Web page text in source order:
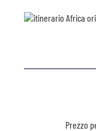
Prezzo